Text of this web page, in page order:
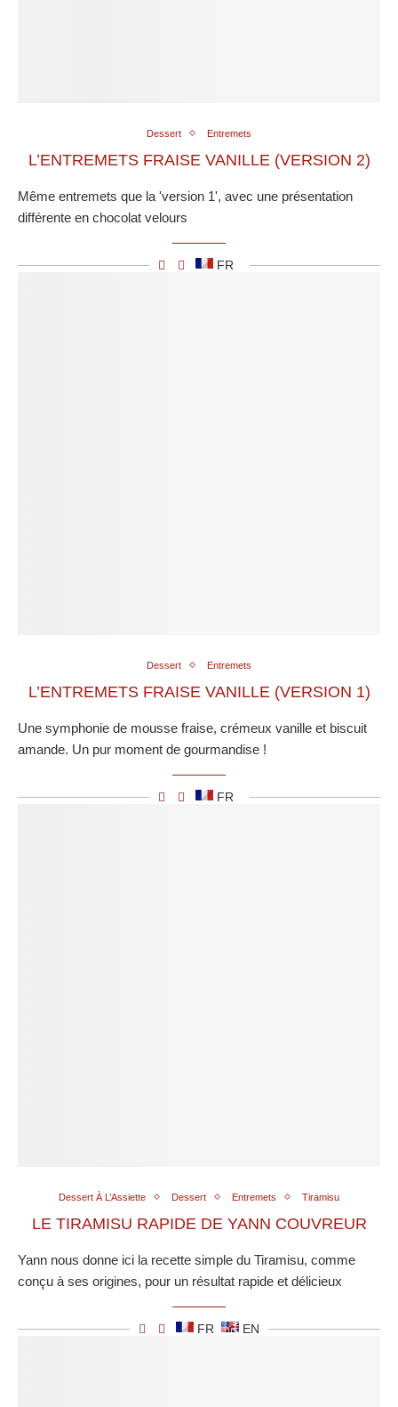
Dessert Entremets
L’ENTREMETS FRAISE VANILLE (VERSION 2)
Même entremets que la 'version 1', avec une présentation
différente en chocolat velours
FR
Dessert Entremets
L’ENTREMETS FRAISE VANILLE (VERSION 1)
Une symphonie de mousse fraise, crémeux vanille et biscuit
amande. Un pur moment de gourmandise !
FR
Dessert À L’Assiette Dessert Entremets Tiramisu
LE TIRAMISU RAPIDE DE YANN COUVREUR
Yann nous donne ici la recette simple du Tiramisu, comme
conçu à ses origines, pour un résultat rapide et délicieux
FR EN